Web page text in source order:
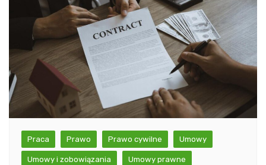
Praca Prawo Prawo cywilne Umowy
Umowy i zobowiązania Umowy prawne